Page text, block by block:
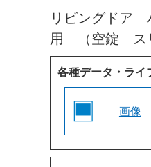
リビングドア
用 （空錠 スリ
各種データ・ライ
画像